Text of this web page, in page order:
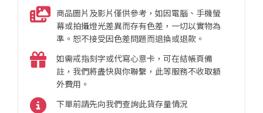
商品圖片及影片僅供參考，如因電腦、手機螢
幕或拍攝燈光差異而存有色差，一切以實物為
準。恕不接受因色差問題而退換或退款。
如需戒指刻字或代寫心意卡，可在結帳頁備
註，我們將盡快與你聯繫，此等服務不收取額
外費用。
下單前請先向我們查詢此貨存量情況